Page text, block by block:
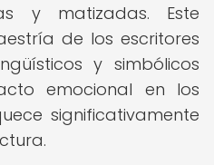
y matizadas. Este
de los escritores
y simbólicos
emocional en los
significativamente